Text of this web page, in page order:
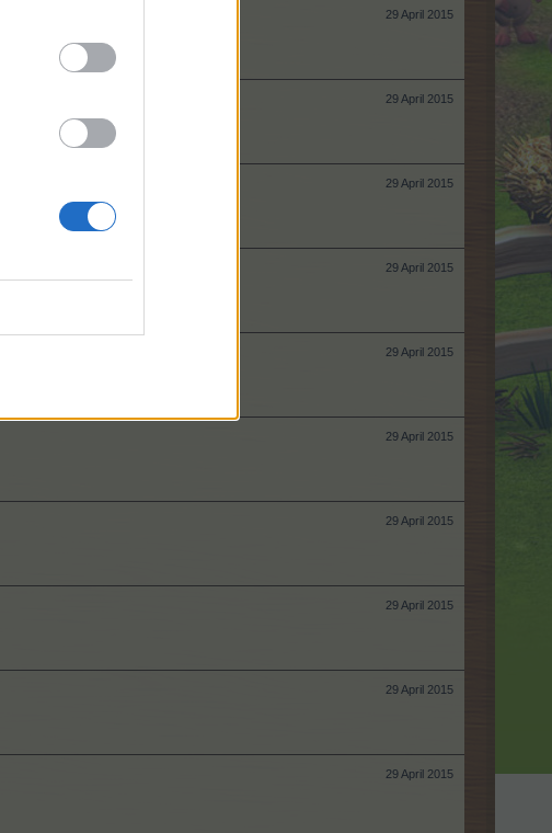
29 April 2015
29 April 2015
29 April 2015
29 April 2015
29 April 2015
29 April 2015
29 April 2015
29 April 2015
29 April 2015
29 April 2015